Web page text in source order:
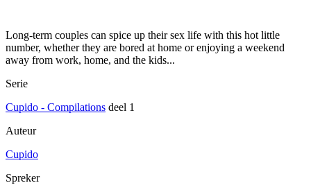
Long-term couples can spice up their sex life with this hot little
number, whether they are bored at home or enjoying a weekend
away from work, home, and the kids...
Serie
Cupido - Compilations deel 1
Auteur
Cupido
Spreker